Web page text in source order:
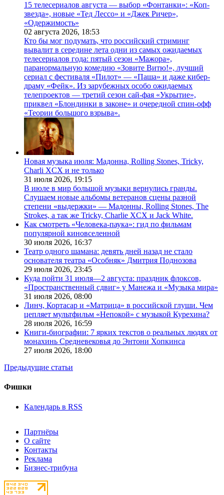
15 телесериалов августа — выбор «Фонтанки»: «Коп-
звезда», новые «Тед Лессо» и «Джек Ричер»,
«Одержимость»
02 августа 2026, 18:53
Кто бы мог подумать, что российский стриминг
вывалит в середине лета одни из самых ожидаемых
телесериалов года: пятый сезон «Мажора»,
паранормальную комедию «Зовите Витю!», лучший
сериал с фестиваля «Пилот» — «Паша» и даже кибер-
драму «Фейк». Из зарубежных особо ожидаемых
телепроектов — третий сезон сай-фая «Укрытие»,
приквел «Блондинки в законе» и очередной спин-офф
«Теории большого взрыва».
Новая музыка июля: Мадонна, Rolling Stones, Tricky,
Charli XCX и не только
31 июля 2026, 19:15
В июле в мир большой музыки вернулись гранды.
Слушаем новые альбомы ветеранов сцены разной
степени «выдержки» — Мадонны, Rolling Stones, The
Strokes, а так же Tricky, Charlie XCX и Jack White.
Как смотреть «Человека-паука»: гид по фильмам
популярной киновселенной
30 июля 2026, 16:37
Театр одного шамана: девять дней назад не стало
основателя театра «Особняк» Дмитрия Поднозова
29 июля 2026, 23:45
Куда пойти 31 июля—2 августа: праздник флоксов,
«Пространственный сдвиг» у Манежа и «Музыка мира»
31 июля 2026, 08:00
Линч, Кортасар и «Матрица» в российской глуши. Чем
цепляет мультфильм «Непокой» с музыкой Курехина?
28 июля 2026, 16:59
Книги-биографии: 7 ярких текстов о реальных людях от
монахинь Средневековья до Энтони Хопкинса
27 июля 2026, 18:00
Предыдущие статьи
Фишки
Календарь в RSS
Партнёры
О сайте
Контакты
Реклама
Бизнес-трибуна